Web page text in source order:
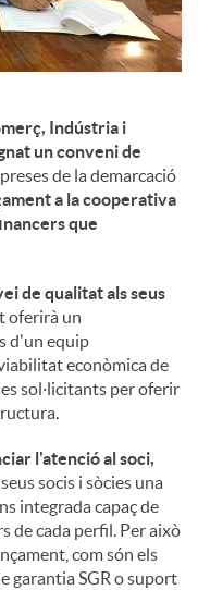
Indústria i
un conveni de
de la demarcació
a la cooperativa
que
de qualitat als seus
oferirà un
d'un equip
econòmica de
sol·licitants per oferir
l'atenció al soci,
socis i sòcies una
integrada capaç de
de cada perfil. Per això
com són els
garantia SGR o suport